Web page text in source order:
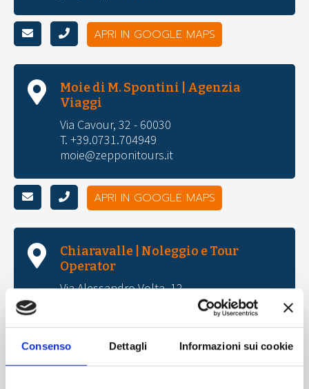
Consenso Dettagli Informazioni sui cookie
APRI IN GOOGLE MAPS
Moie di M. Spontini | Agenzia
Viaggi
Via Cavour, 32 - 60030
T. +39.0731.704949
moie@zepponitours.it
APRI IN GOOGLE MAPS
Chiaravalle | Noleggio e Tour
Operator
Via Alessandro Volta, 12